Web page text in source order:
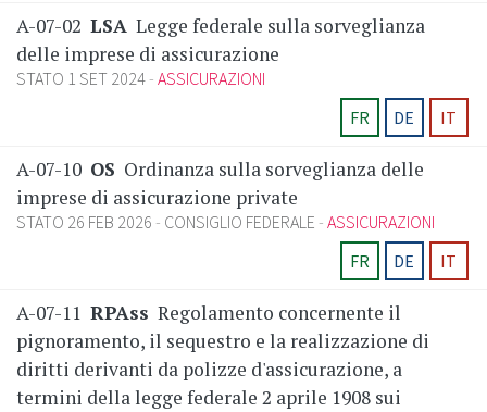
A-07-02 LSA Legge federale sulla sorveglianza
delle imprese di assicurazione
STATO 1 SET 2024 ASSICURAZIONI
FR
DE IT
A-07-10 OS Ordinanza sulla sorveglianza delle
imprese di assicurazione private
STATO 26 FEB 2026 CONSIGLIO FEDERALE ASSICURAZIONI
FR
DE IT
A-07-11 RPAss Regolamento concernente il
pignoramento, il sequestro e la realizzazione di
diritti derivanti da polizze d'assicurazione, a
termini della legge federale 2 aprile 1908 sui